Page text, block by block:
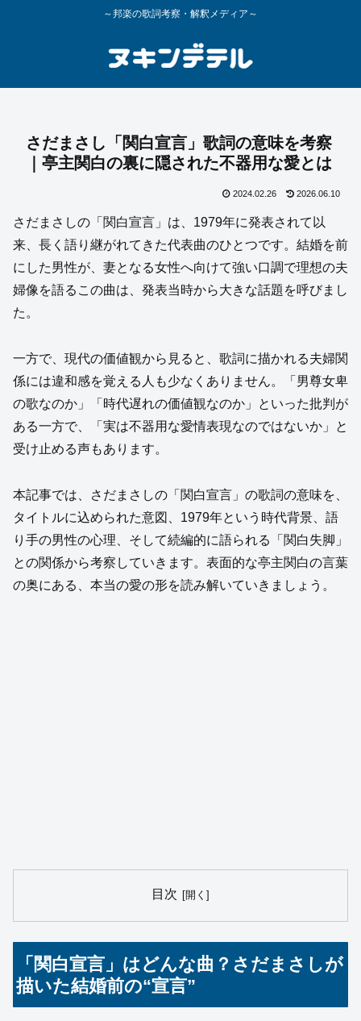
～邦楽の歌詞考察・解釈メディア～
さだまさし「関白宣言」歌詞の意味を考察
｜亭主関白の裏に隠された不器用な愛とは
2024.02.26 2026.06.10
さだまさしの「関白宣言」は、1979年に発表されて以
来、長く語り継がれてきた代表曲のひとつです。結婚を前
にした男性が、妻となる女性へ向けて強い口調で理想の夫
婦像を語るこの曲は、発表当時から大きな話題を呼びまし
た。
一方で、現代の価値観から見ると、歌詞に描かれる夫婦関
係には違和感を覚える人も少なくありません。「男尊女卑
の歌なのか」「時代遅れの価値観なのか」といった批判が
ある一方で、「実は不器用な愛情表現なのではないか」と
受け止める声もあります。
本記事では、さだまさしの「関白宣言」の歌詞の意味を、
タイトルに込められた意図、1979年という時代背景、語
り手の男性の心理、そして続編的に語られる「関白失脚」
との関係から考察していきます。表面的な亭主関白の言葉
の奥にある、本当の愛の形を読み解いていきましょう。
目次
「関白宣言」はどんな曲？さだまさしが
描いた結婚前の“宣言”